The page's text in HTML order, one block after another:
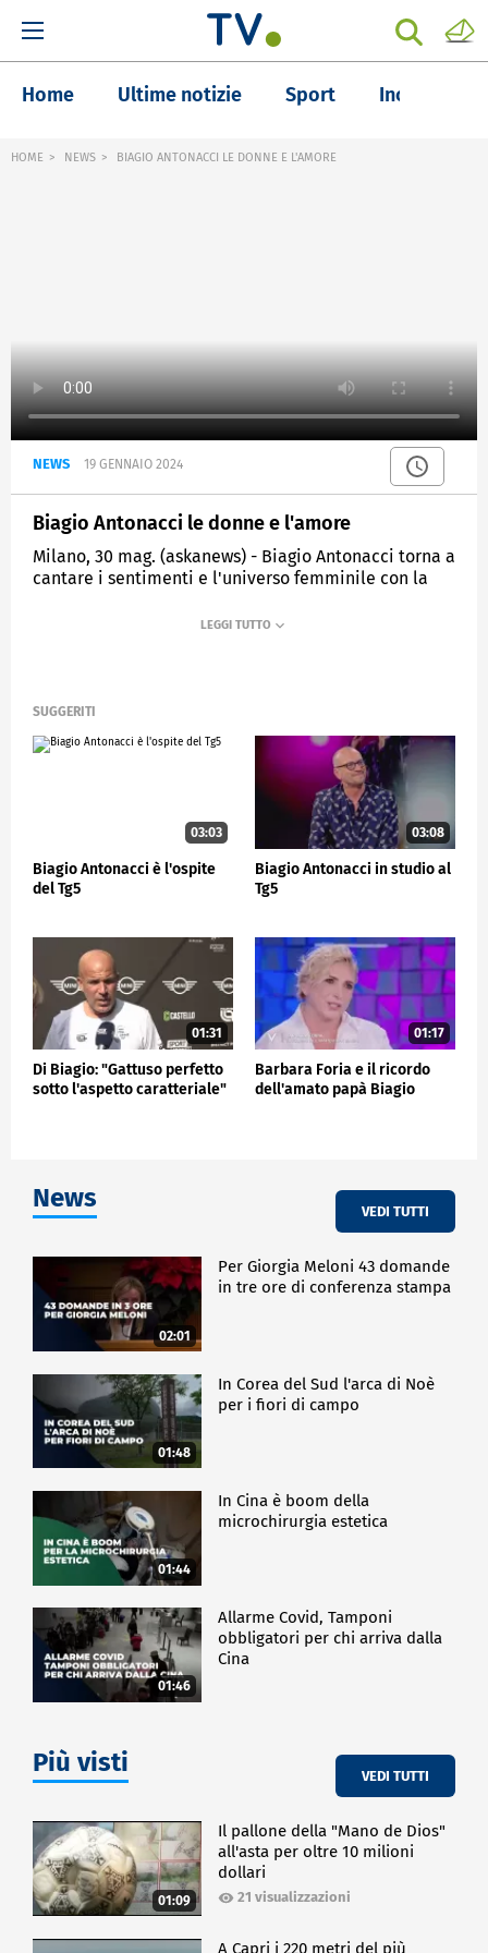
Home Ultime notizie Sport Inchieste
HOME NEWS BIAGIO ANTONACCI LE DONNE E L'AMORE
NEWS 19 GENNAIO 2024
Biagio Antonacci le donne e l'amore
Milano, 30 mag. (askanews) - Biagio Antonacci torna a
cantare i sentimenti e l'universo femminile con la
pubblicato il suo nuovo brano inedito dal titolo
SUGGERITI
03:03
Biagio Antonacci è l'ospite
del Tg5
03:08
Biagio Antonacci in studio al
Tg5
01:31
Di Biagio: "Gattuso perfetto
sotto l'aspetto caratteriale"
01:17
Barbara Foria e il ricordo
dell'amato papà Biagio
News VEDI TUTTI
02:01
Per Giorgia Meloni 43 domande
in tre ore di conferenza stampa
01:48
In Corea del Sud l'arca di Noè
per i fiori di campo
01:44
In Cina è boom della
microchirurgia estetica
01:46
Allarme Covid, Tamponi
obbligatori per chi arriva dalla
Cina
Più visti VEDI TUTTI
01:09
Il pallone della "Mano de Dios"
all'asta per oltre 10 milioni
dollari
21 visualizzazioni
A Capri i 220 metri del più